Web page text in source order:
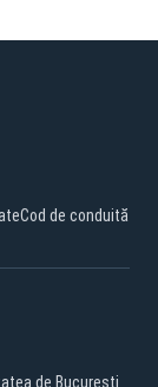
Cod de conduită
de Bucuresti